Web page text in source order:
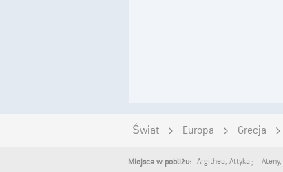
Świat Europa Grecja
Miejsca w pobliżu: Argithea, Attyka Ateny,